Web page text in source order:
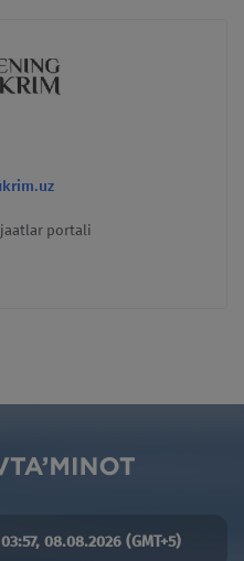
portali
03:57, 08.08.2026 (GMT+5)